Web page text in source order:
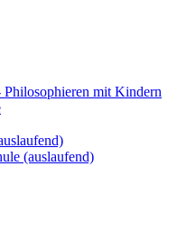
mit Kindern
(auslaufend)